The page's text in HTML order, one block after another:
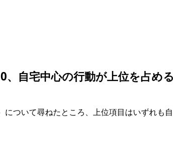
、自宅中心の行動が上位を占める
について尋ねたところ、上位項目はいずれも